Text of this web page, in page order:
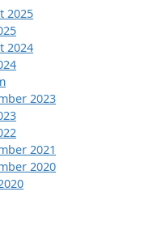
2025
2024
2023
2021
2020